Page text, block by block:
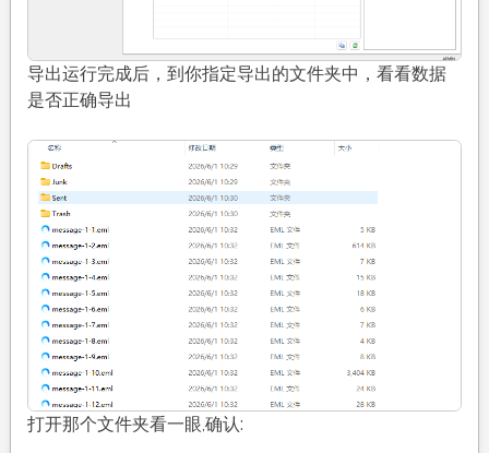
导出运行完成后，到你指定导出的文件夹中，看看数据
是否正确导出
打开那个文件夹看一眼,确认: